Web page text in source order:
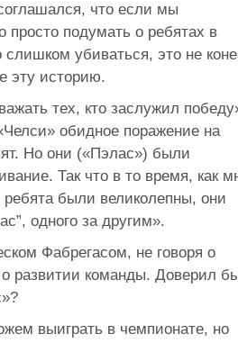
что если мы
просто подумать о ребятах в
слишком убиваться, это не
эту историю.
тех, кто заслужил
обидное поражение на
Но они («Пэлас») были
Так что в то время, как
были великолепны, они
одного за другим».
Фабрегасом, не говоря о
развитии команды. Доверил
выиграть в чемпионате, но